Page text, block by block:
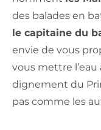
des balades en
le capitaine du
envie de vous
vous mettre
dignement du
pas comme les